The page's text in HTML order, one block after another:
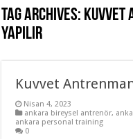
Tag Archives: kuvvet
yapılır
Kuvvet
Nisan 4, 2023
ankara bireysel antrenör,
ankara personal training
0